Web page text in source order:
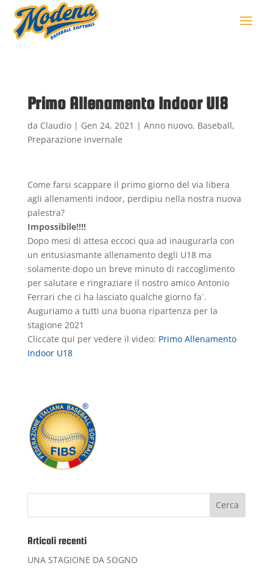
Primo Allenamento Indoor U18
da Claudio| Gen 24, 2021 | Anno nuovo, Baseball,
Preparazione invernale
Come farsi scappare il primo giorno del via libera
agli allenamenti indoor, perdipiu nella nostra nuova
palestra?
Impossibile!!!!
Dopo mesi di attesa eccoci qua ad inaugurarla con
un entusiasmante allenamento degli U18 ma
solamente dopo un breve minuto di raccoglimento
per salutare e ringraziare il nostro amico Antonio
Ferrari che ci ha lasciato qualche giorno fa`.
Auguriamo a tutti una buona ripartenza per la
stagione 2021
Cliccate qui per vedere il video: Primo Allenamento
Indoor U18
Articoli recenti
UNA STAGIONE DA SOGNO